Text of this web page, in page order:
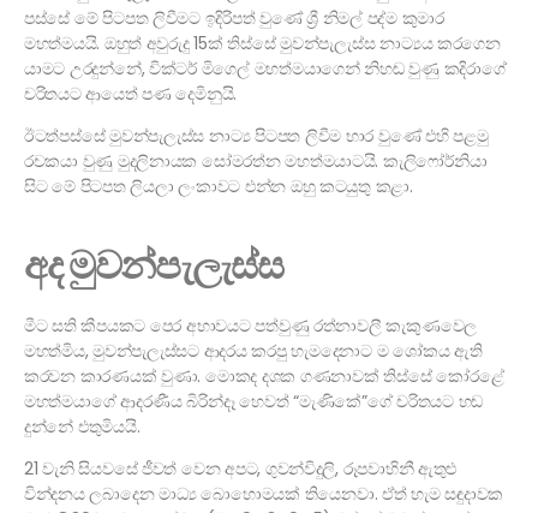
පස්සේ මේ පිටපත ලිවීමට ඉදිරිපත් වුණේ ශ්‍රී නිමල් පද්ම කුමාර
මහත්මයයි. ඔහුත් අවුරුදු 15ක් තිස්සේ මුවන්පැලැස්ස නාට්‍යය කරගෙන
යාමට උරදුන්නේ, වික්ටර් මිගෙල් මහත්මයාගෙන් නිහඬ වුණු කදිරාගේ
චරිතයට ආයෙත් පණ දෙමිනුයි.
ඊටත්පස්සේ මුවන්පැලැස්ස නාට්‍ය පිටපත ලිවීම භාර වුණේ එහි පළමු
රචකයා වුණු මුදලිනායක සෝමරත්න මහත්මයාටයි. කැලිෆෝර්නියා
සිට මේ පිටපත ලියලා ලංකාවට එන්න ඔහු කටයුතු කළා.
අද මුවන්පැලැස්ස
මීට සති කීපයකට පෙර අභාවයට පත්වුණු රත්නාවලී කැකුණවෙල
මහත්මිය, මුවන්පැලැස්සට ආදරය කරපු හැමදෙනාට ම ශෝකය ඇති
කරවන කාරණයක් වුණා. මොකද දශක ගණනාවක් තිස්සේ කෝරළේ
මහත්මයාගේ ආදරණීය බිරින්දෑ හෙවත් “මැණිකේ”ගේ චරිතයට හඬ
දුන්නේ එතුමියයි.
21 වැනි සියවසේ ජීවත් වෙන අපට, ගුවන්විදුලි, රූපවාහිනී ඇතුළු
වින්දනය ලබාදෙන මාධ්‍ය බොහොමයක් තියෙනවා. ඒත් හැම සඳුදාවක